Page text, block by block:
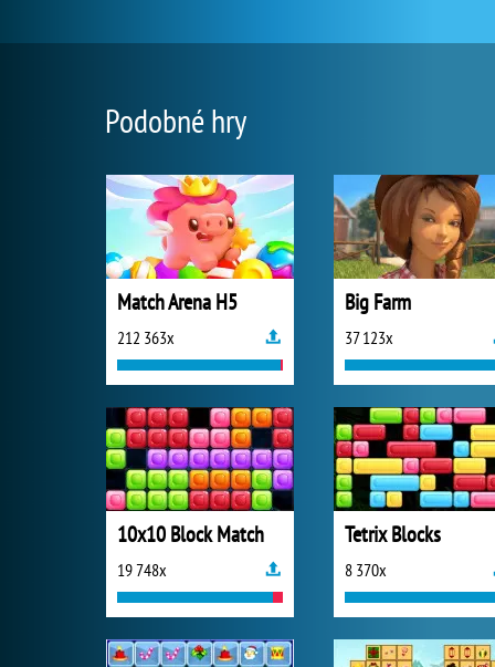
Podobné hry
Match Arena H5
212 363x
Big Farm
37 123x
10x10 Block Match
19 748x
Tetrix Blocks
8 370x